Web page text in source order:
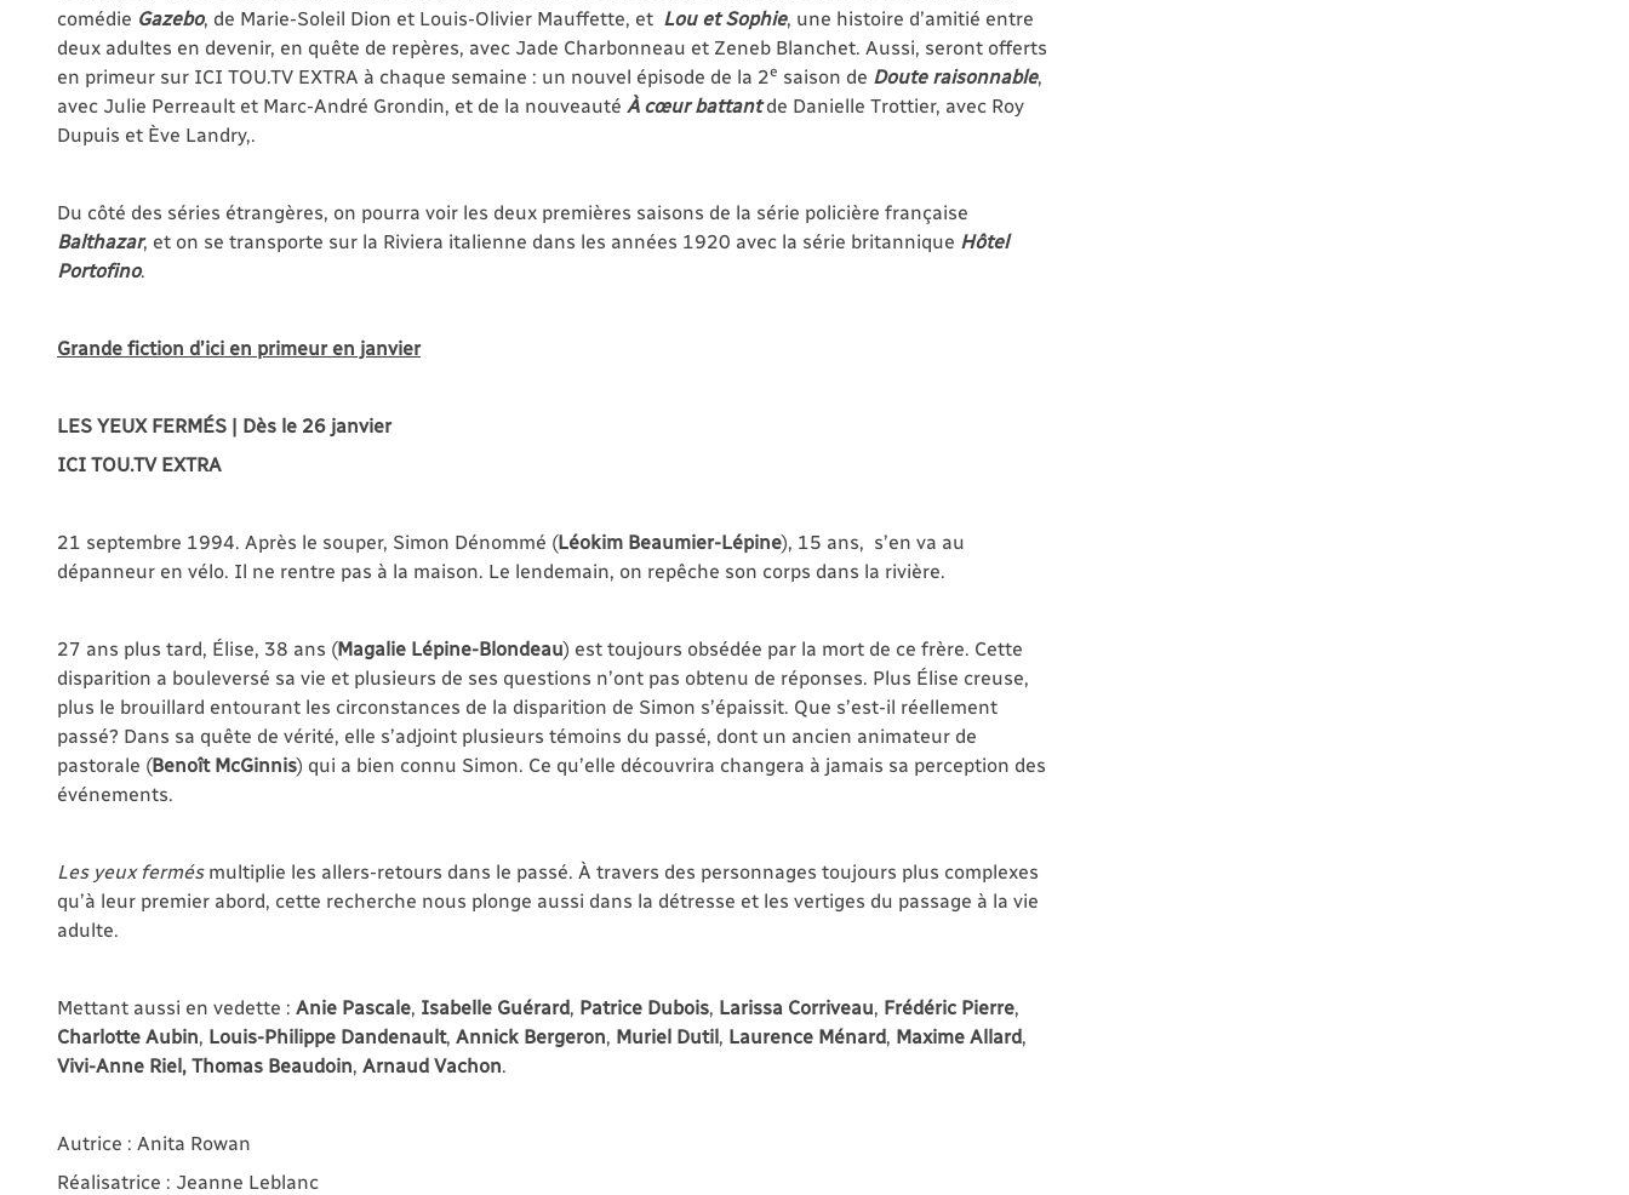
comédie Gazebo, de Marie-Soleil Dion et Louis-Olivier Mauffette, et Lou et Sophie, une histoire d’amitié entre
deux adultes en devenir, en quête de repères, avec Jade Charbonneau et Zeneb Blanchet. Aussi, seront offerts
en primeur sur ICI TOU.TV EXTRA à chaque semaine : un nouvel épisode de la 2e saison de Doute raisonnable,
avec Julie Perreault et Marc-André Grondin, et de la nouveauté À cœur battantde Danielle Trottier, avec Roy
Dupuis et Ève Landry,.
Du côté des séries étrangères, on pourra voir les deux premières saisons de la série policière française
Balthazar, et on se transporte sur la Riviera italienne dans les années 1920 avec la série britannique Hôtel
Portofino.
Grande fiction d’ici en primeur en janvier
LES YEUX FERMÉS | Dès le 26 janvier
ICI TOU.TV EXTRA
21 septembre 1994. Après le souper, Simon Dénommé (Léokim Beaumier-Lépine), 15 ans, s’en va au
dépanneur en vélo. Il ne rentre pas à la maison. Le lendemain, on repêche son corps dans la rivière.
27 ans plus tard, Élise, 38 ans (Magalie Lépine-Blondeau) est toujours obsédée par la mort de ce frère. Cette
disparition a bouleversé sa vie et plusieurs de ses questions n’ont pas obtenu de réponses. Plus Élise creuse,
plus le brouillard entourant les circonstances de la disparition de Simon s’épaissit. Que s’est-il réellement
passé? Dans sa quête de vérité, elle s’adjoint plusieurs témoins du passé, dont un ancien animateur de
pastorale (Benoît McGinnis) qui a bien connu Simon. Ce qu’elle découvrira changera à jamais sa perception des
événements.
Les yeux fermésmultiplie les allers-retours dans le passé. À travers des personnages toujours plus complexes
qu’à leur premier abord, cette recherche nous plonge aussi dans la détresse et les vertiges du passage à la vie
adulte.
Mettant aussi en vedette : Anie Pascale, Isabelle Guérard, Patrice Dubois, Larissa Corriveau, Frédéric Pierre,
Charlotte Aubin, Louis-Philippe Dandenault, Annick Bergeron, Muriel Dutil, Laurence Ménard, Maxime Allard,
Vivi-Anne Riel, Thomas Beaudoin, Arnaud Vachon.
Autrice : Anita Rowan
Réalisatrice : Jeanne Leblanc